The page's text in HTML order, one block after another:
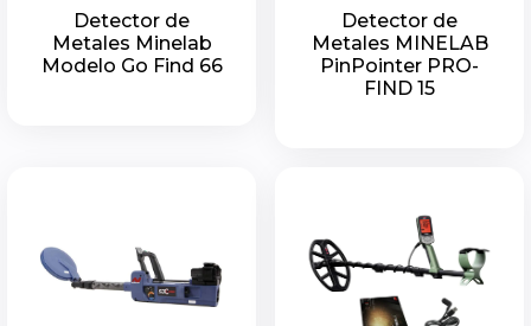
Detector de
Metales Minelab
Modelo Go Find 66
Detector de
Metales MINELAB
PinPointer PRO-
FIND 15